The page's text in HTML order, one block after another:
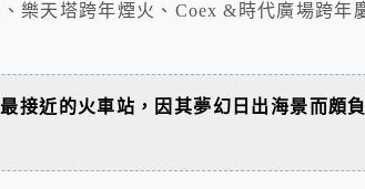
樂天塔跨年煙火、Coex &時代廣場跨年
接近的火車站，因其夢幻日出海景而頗